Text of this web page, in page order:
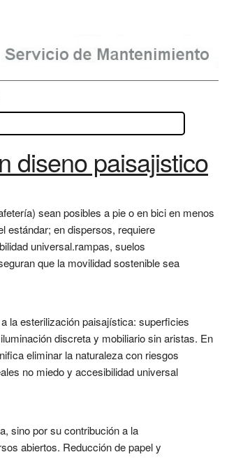
diseno paisajistico
sean posibles a pie o en bici en menos
estándar; en dispersos, requiere
universal.rampas, suelos
que la movilidad sostenible sea
la esterilización paisajística: superficies
discreta y mobiliario sin aristas. En
eliminar la naturaleza con riesgos
no miedo y accesibilidad universal
sino por su contribución a la
abiertos. Reducción de papel y